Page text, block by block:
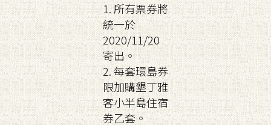
1. 所有票券將
統一於
2020/11/20
寄出。
2. 每套環島券
限加購墾丁雅
客小半島住宿
券乙套。